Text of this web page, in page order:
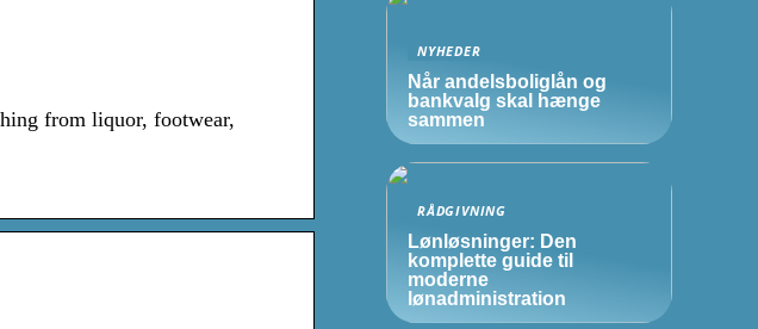
from liquor, footwear,
NYHEDER
Når andelsboliglån og
bankvalg skal hænge
sammen
RÅDGIVNING
Lønløsninger: Den
komplette guide til
moderne
lønadministration